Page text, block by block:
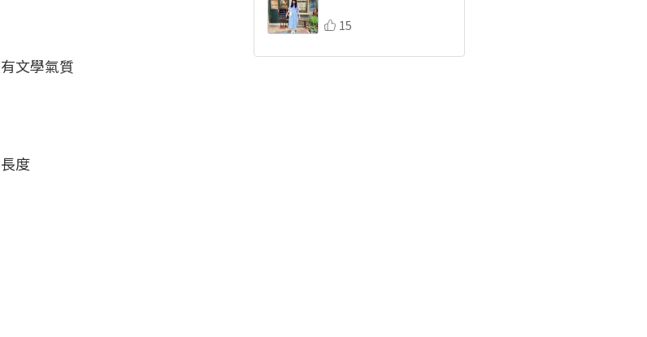
文學氣質
度
15
outfit👒奈良美智特展穿